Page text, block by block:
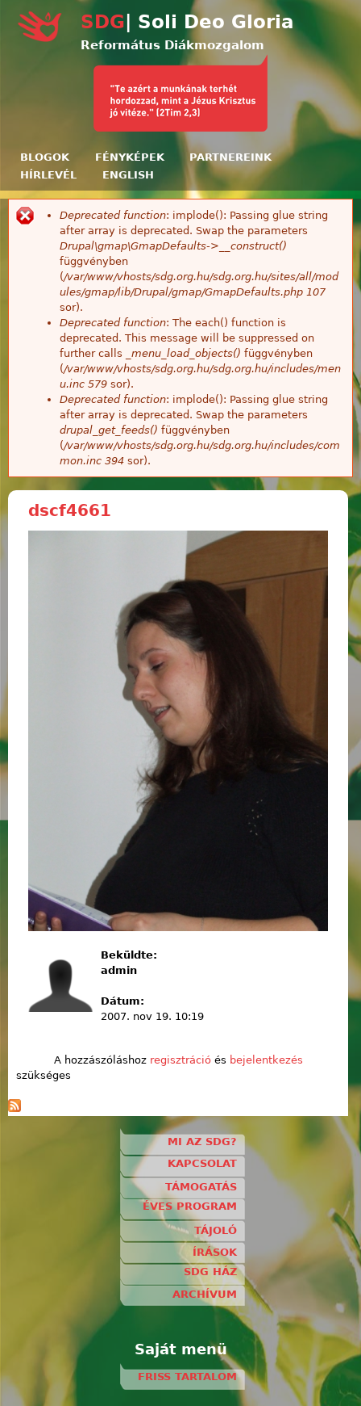
Ugrás a tartalomra
SDG | Soli Deo Gloria
Református Diákmozgalom
BLOGOK FÉNYKÉPEK
PARTNEREINK
HÍRLEVÉL
ENGLISH
Hibaüzenet
Deprecated function: implode(): Passing glue string
after array is deprecated. Swap the parameters
Drupal\gmap\GmapDefaults->__construct()
függvényben
(/var/www/vhosts/sdg.org.hu/sdg.org.hu/sites/all/mod
ules/gmap/lib/Drupal/gmap/GmapDefaults.php 107
sor).
Deprecated function: The each() function is
deprecated. This message will be suppressed on
further calls
_menu_load_objects() függvényben
(/var/www/vhosts/sdg.org.hu/sdg.org.hu/includes/men
u.inc 579 sor).
Deprecated function: implode(): Passing glue string
after array is deprecated. Swap the parameters
drupal_get_feeds() függvényben
(/var/www/vhosts/sdg.org.hu/sdg.org.hu/includes/com
mon.inc 394 sor).
dscf4661
Beküldte:
admin
Dátum:
2007. nov 19. 10:19
A hozzászóláshoz regisztrációés bejelentkezés
szükséges
MI AZ SDG?
KAPCSOLAT
TÁMOGATÁS
ÉVES PROGRAM
TÁJOLÓ
ÍRÁSOK
SDG HÁZ
ARCHÍVUM
Saját menü
FRISS TARTALOM